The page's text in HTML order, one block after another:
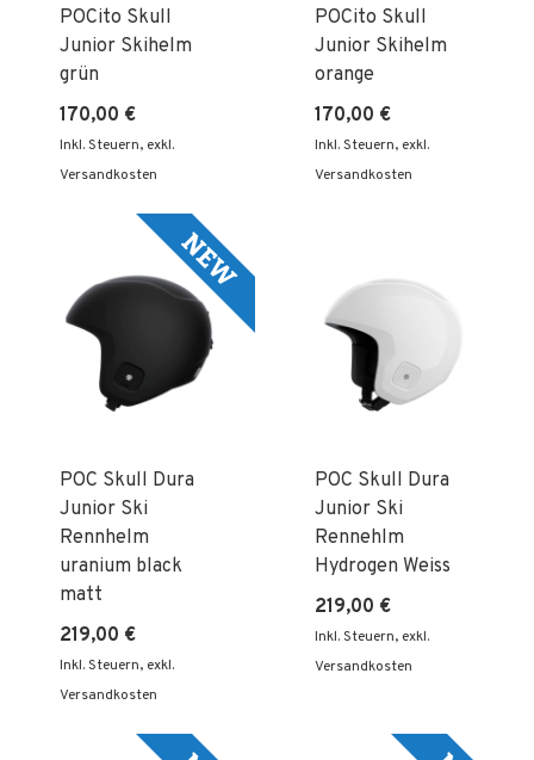
POCito Skull
Junior Skihelm
grün
170,00 €
Inkl. Steuern, exkl.
Versandkosten
POCito Skull
Junior Skihelm
orange
170,00 €
Inkl. Steuern, exkl.
Versandkosten
POC Skull Dura
Junior Ski
Rennhelm
uranium black
matt
219,00 €
Inkl. Steuern, exkl.
Versandkosten
POC Skull Dura
Junior Ski
Rennehlm
Hydrogen Weiss
219,00 €
Inkl. Steuern, exkl.
Versandkosten